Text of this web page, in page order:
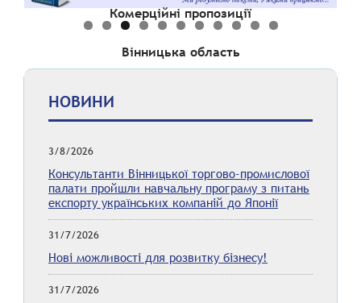
Комерційні пропозиції
Вінницька область
НОВИНИ
3/8/2026
Консультанти Вінницької торгово-промислової
палати пройшли навчальну програму з питань
експорту українських компаній до Японії
31/7/2026
Нові можливості для розвитку бізнесу!
31/7/2026